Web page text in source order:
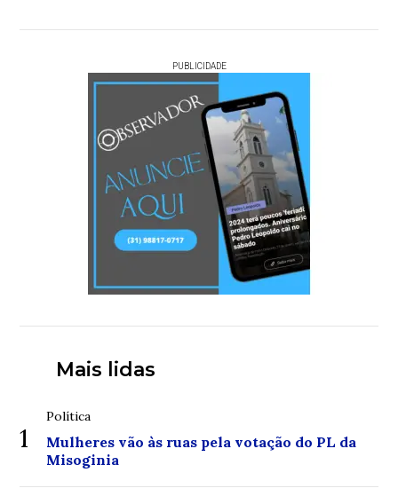
PUBLICIDADE
Mais lidas
1
Política
Mulheres vão às ruas pela votação do PL da
Misoginia